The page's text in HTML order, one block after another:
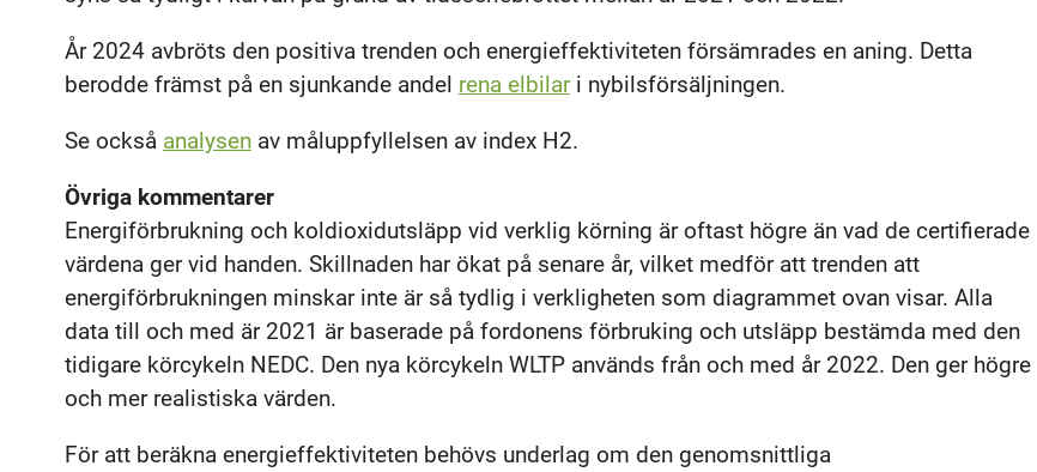
År 2024 avbröts den positiva trenden och energieffektiviteten försämrades en aning. Detta
berodde främst på en sjunkande andel rena elbilari nybilsförsäljningen.
Se också analysenav måluppfyllelsen av index H2.
Övriga kommentarer
Energiförbrukning och koldioxidutsläpp vid verklig körning är oftast högre än vad de certifierade
värdena ger vid handen. Skillnaden har ökat på senare år, vilket medför att trenden att
energiförbrukningen minskar inte är så tydlig i verkligheten som diagrammet ovan visar. Alla
data till och med är 2021 är baserade på fordonens förbruking och utsläpp bestämda med den
tidigare körcykeln NEDC. Den nya körcykeln WLTP används från och med år 2022. Den ger högre
och mer realistiska värden.
För att beräkna energieffektiviteten behövs underlag om den genomsnittliga